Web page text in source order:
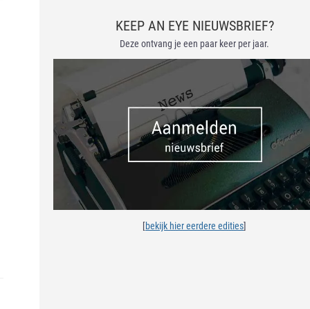
KEEP AN EYE NIEUWSBRIEF?
Deze ontvang je een paar keer per jaar.
[bekijk hier eerdere edities]